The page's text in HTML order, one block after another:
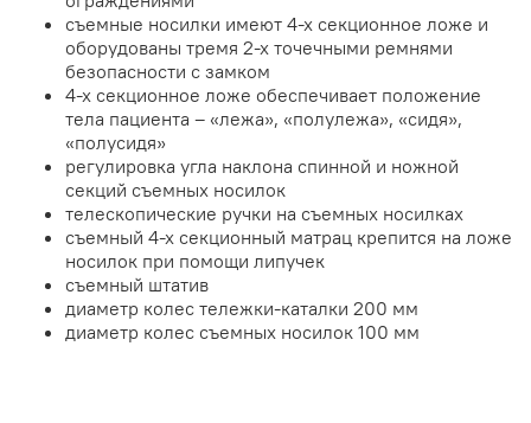
съемные носилки имеют 4-х секционное ложе и
оборудованы тремя 2-х точечными ремнями
безопасности с замком
4-х секционное ложе обеспечивает положение
тела пациента – «лежа», «полулежа», «сидя»,
«полусидя»
регулировка угла наклона спинной и ножной
секций съемных носилок
телескопические ручки на съемных носилках
съемный 4-х секционный матрац крепится на ложе
носилок при помощи липучек
съемный штатив
диаметр колес тележки-каталки 200 мм
диаметр колес съемных носилок 100 мм